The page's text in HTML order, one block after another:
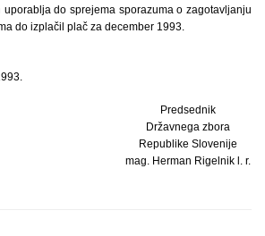
do sprejema sporazuma o zagotavljanju
do izplačil plač za december 1993.
Predsednik
Državnega zbora
Republike Slovenije
mag. Herman Rigelnik l. r.